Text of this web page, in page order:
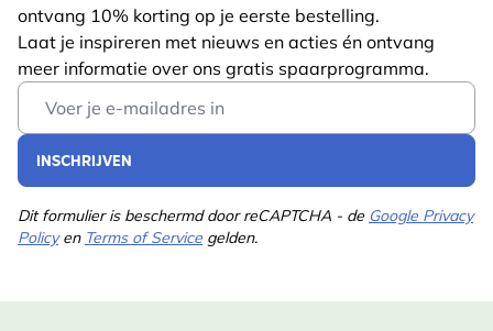
ontvang 10% korting op je eerste bestelling.
Laat je inspireren met nieuws en acties én ontvang
meer informatie over ons gratis spaarprogramma.
Email Address
INSCHRIJVEN
Dit formulier is beschermd door reCAPTCHA - de Google Privacy
Policyen Terms of Service gelden.